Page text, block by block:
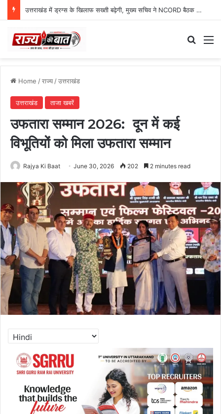
उत्तराखंड में ड्रग्स के खिलाफ सख्ती बढ़ेगी, मुख्य सचिव ने NCORD बैठक में दिए कड़े निर्देश
Home /राज्य/उत्तराखंड
उत्तराखंड ताजा खबरें
उफतारा सम्मान 2026: दून में कई
विभूतियों को मिला उफतारा सम्मान
Rajya Ki Baat June 30, 2026 202 2 minutes read